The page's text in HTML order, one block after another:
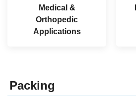
Medical &
Orthopedic
Applications
Packing